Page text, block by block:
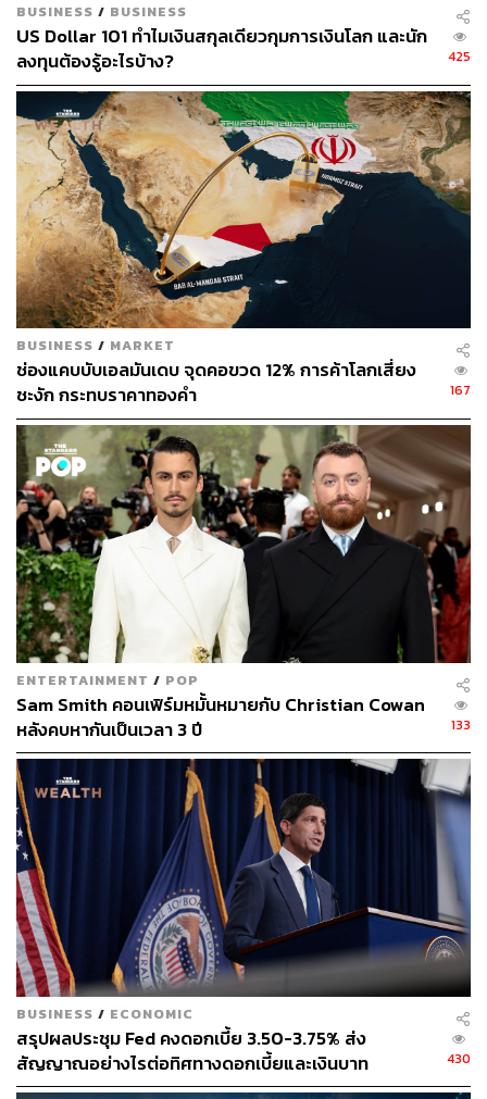
40
ABOUT THE AUTHOR
THE STANDARD WEALTH
สำนักข่าวเศรษฐกิจ ธุรกิจ และการลงทุน โดย
ทีมข่าว THE STANDARD
BUSINESS / BUSINESS
US Dollar 101 ทำไมเงินสกุลเดียวกุมการเงินโลก และนัก
ลงทุนต้องรู้อะไรบ้าง?
425
BUSINESS / MARKET
ช่องแคบบับเอลมันเดบ จุดคอขวด 12% การค้าโลกเสี่ยง
ชะงัก กระทบราคาทองคำ
167
ENTERTAINMENT / POP
Sam Smith คอนเฟิร์มหมั้นหมายกับ Christian Cowan
หลังคบหากันเป็นเวลา 3 ปี
133
BUSINESS / ECONOMIC
สรุปผลประชุม Fed คงดอกเบี้ย 3.50-3.75% ส่ง
สัญญาณอย่างไรต่อทิศทางดอกเบี้ยและเงินบาท
430